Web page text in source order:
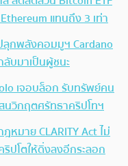
แทนถึง 3 เท่า
ลุกพลังคอมมูฯ Cardano
บมาเป็นผู้ชนะ
เจอบล็อก รับทรัพย์คน
นวิกฤตศรัทธาคริปโทฯ
หมาย CLARITY Act ไม่
ปโตให้ดิ่งลงอีกระลอก